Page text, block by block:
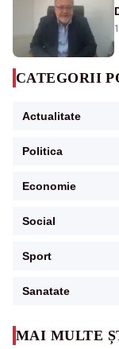
MAI MULTE
CATEGORII
Actualitate
Politica
Economie
Social
Sport
Sanatate